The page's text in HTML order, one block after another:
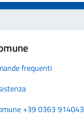
frequenti
+39 0363 914043